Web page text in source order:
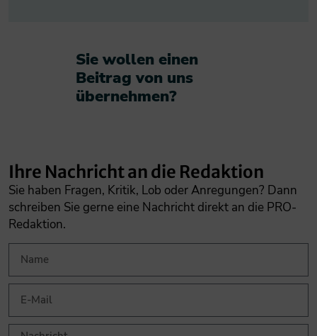
Sie wollen einen
Beitrag von uns
übernehmen?​
Ihre Nachricht an die Redaktion
Sie haben Fragen, Kritik, Lob oder Anregungen? Dann
schreiben Sie gerne eine Nachricht direkt an die PRO-
Redaktion.